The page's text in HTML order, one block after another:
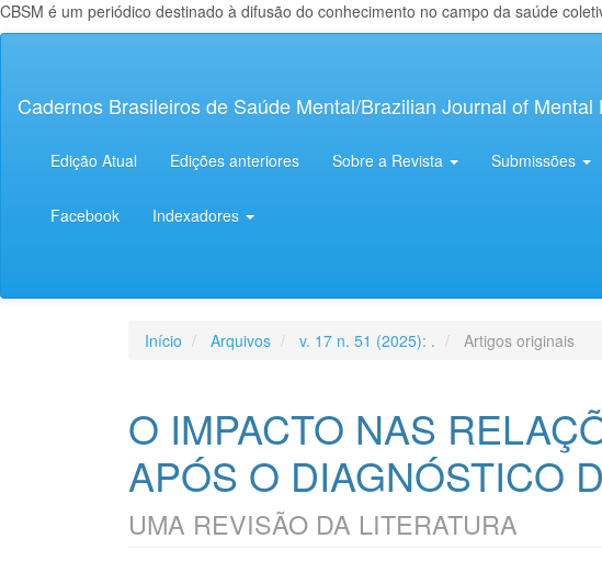
CBSM é um periódico destinado à difusão do conhecimento no campo da saúde
principal
Lateral
Cadernos Brasileiros de Saúde Mental/Brazilian Journal of Mental
Edição Atual Edições anteriores Sobre a Revista Submissões
Facebook Indexadores
Início Arquivos v. 17 n. 51 (2025): . Artigos originais
O IMPACTO NAS
APÓS O DIAGNÓSTICO
UMA REVISÃO DA LITERATURA